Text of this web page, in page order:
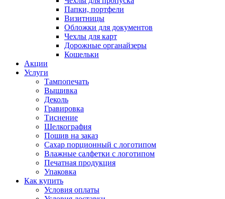
Папки, портфели
Визитницы
Обложки для документов
Чехлы для карт
Дорожные органайзеры
Кошельки
Акции
Услуги
Тампопечать
Вышивка
Деколь
Гравировка
Тиснение
Шелкография
Пошив на заказ
Сахар порционный с логотипом
Влажные салфетки с логотипом
Печатная продукция
Упаковка
Как купить
Условия оплаты